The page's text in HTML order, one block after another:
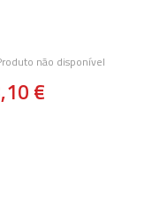
não disponível
€